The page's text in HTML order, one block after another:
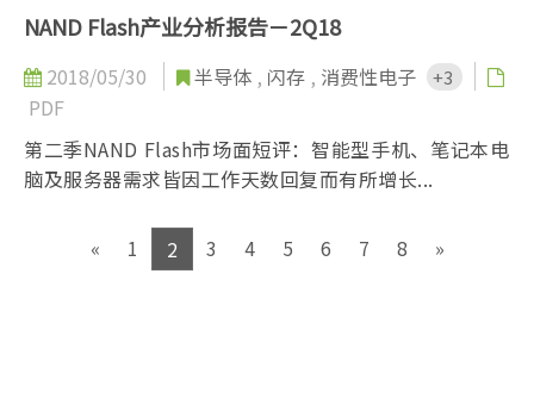
NAND Flash产业分析报告－2Q18
2018/05/30 半导体 , 闪存 , 消费性电子 +3
PDF
第二季NAND Flash市场面短评：智能型手机、笔记本电
脑及服务器需求皆因工作天数回复而有所增长...
« 1 2 3 4 5 6 7 8 »